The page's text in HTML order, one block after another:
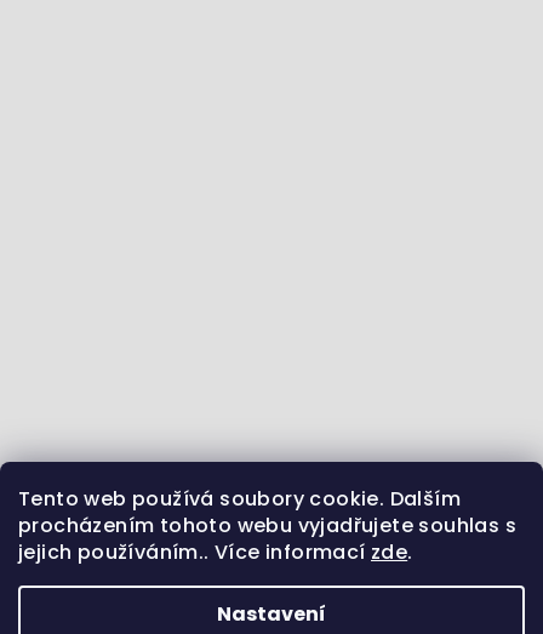
Tento web používá soubory cookie. Dalším
procházením tohoto webu vyjadřujete souhlas s
jejich používáním.. Více informací zde.
Nastavení
Jdeme se vzdělávat :) - články ze světa zvířat
Sledujte nás na Instagramu
Jsme i na Facebooku
Uvidíme se na Pinterestu?